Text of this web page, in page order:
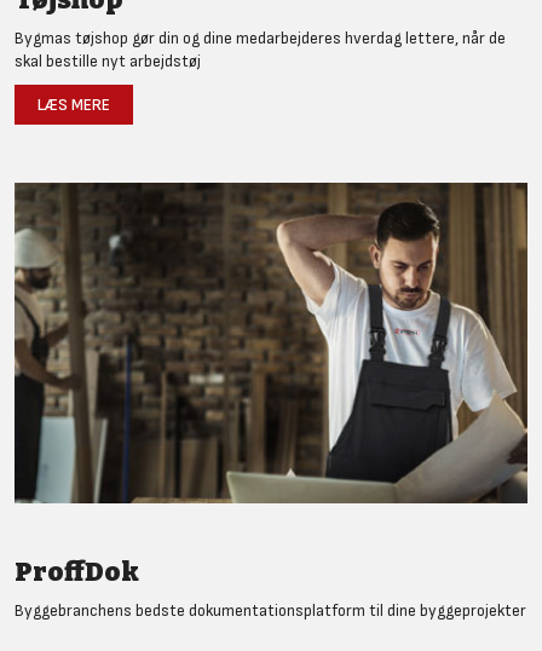
Bygmas tøjshop gør din og dine medarbejderes hverdag lettere, når de
skal bestille nyt arbejdstøj
LÆS MERE
ProffDok
Byggebranchens bedste dokumentationsplatform til dine byggeprojekter